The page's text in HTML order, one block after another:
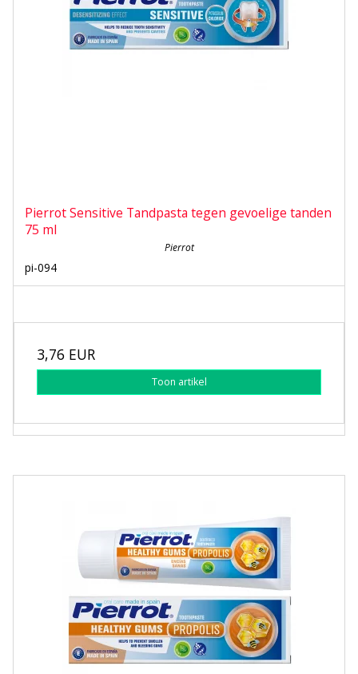
Pierrot Sensitive Tandpasta tegen gevoelige tanden
75 ml
Pierrot
pi-094
3,76 EUR
Toon artikel